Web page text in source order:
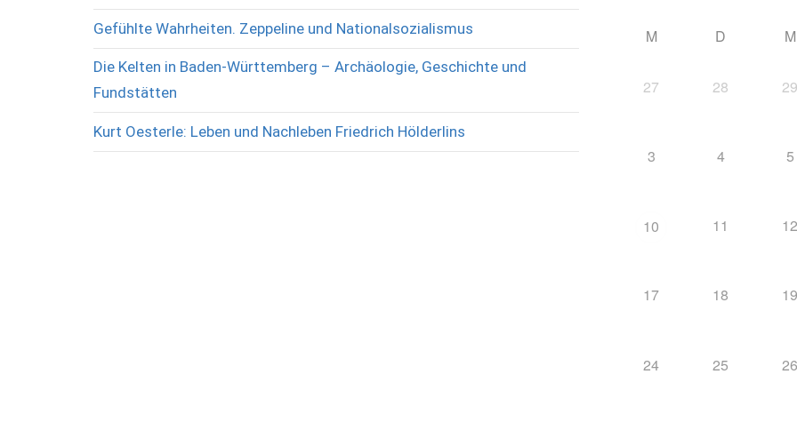
Gefühlte Wahrheiten. Zeppeline und Nationalsozialismus
Die Kelten in Baden-Württemberg – Archäologie, Geschichte und
Fundstätten
Kurt Oesterle: Leben und Nachleben Friedrich Hölderlins
M D M
27 28
3 4 5
10 11
17 18
24 25